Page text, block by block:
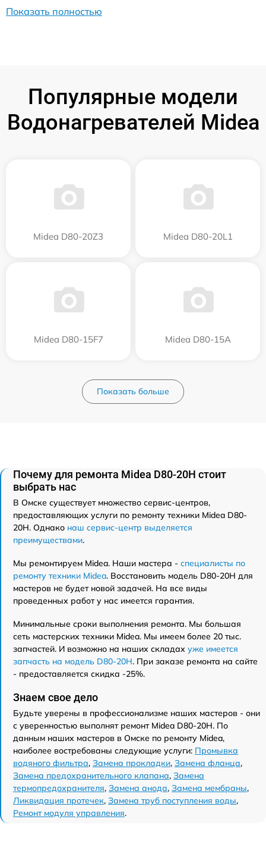
Показать полностью
Популярные модели
Водонагревателей Midea
Midea D80-20Z3 Midea D80-20L1
Midea D80-15F7 Midea D80-15A
Показать больше
Почему для ремонта Midea D80-20Н стоит
выбрать нас
В Омске существует множество сервис-центров,
предоставляющих услуги по ремонту техники Midea D80-
20Н. Однако наш сервис-центр выделяется
преимуществами.
Мы ремонтируем Midea. Наши мастера - специалисты по
ремонту техники Midea. Восстановить модель D80-20Н для
мастеров не будет новой задачей. На все виды
проведенных работ у нас имеется гарантия.
Минимальные сроки выполнения ремонта. Мы большая
сеть мастерских техники Midea. Мы имеем более 20 тыс.
запчастей. И возможно на наших складах уже имеется
запчасть на модель D80-20Н. При заказе ремонта на сайте
- предоставляется скидка -25%.
Знаем свое дело
Будьте уверены в профессионализме наших мастеров - они
с уверенностью выполнят ремонт Midea D80-20Н. По
данным наших мастеров в Омске по ремонту Midea,
наиболее востребованы следующие услуги: Промывка
водяного фильтра, Замена прокладки, Замена фланца,
Замена предохранительного клапана, Замена
термопредохранителя, Замена анода, Замена мембраны,
Ликвидация протечек, Замена труб поступления воды,
Ремонт модуля управления.